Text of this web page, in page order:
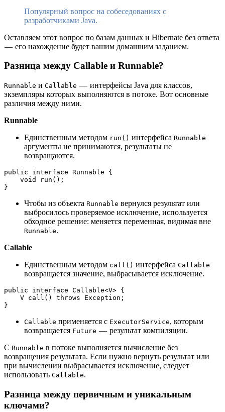
Популярный вопрос на собеседованиях с
разработчиками Java.
Оставляем этот вопрос по базам данных и Hibernate без ответа
— его нахождение будет вашим домашним заданием.
Разница между Callable и Runnable?
Runnable и Callable — интерфейсы Java для классов,
экземпляры которых выполняются в потоке. Вот основные
различия между ними.
Runnable
Единственным методом run() интерфейса Runnable
аргументы не принимаются, результаты не
возвращаются.
public interface Runnable {
    void run();
}
Чтобы из объекта Runnable вернулся результат или
выбросилось проверяемое исключение, используется
обходное решение: меняется переменная, видимая вне
Runnable.
Callable
Единственным методом call() интерфейса Callable
возвращается значение, выбрасывается исключение.
public interface Callable<V> {
    V call() throws Exception;
}
Callable применяется с ExecutorService, которым
возвращается Future — результат компиляции.
С Runnable в потоке выполняется вычисление без
возвращения результата. Если нужно вернуть результат или
при вычислении выбрасывается исключение, следует
использовать Callable.
Разница между первичным и уникальным
ключами?